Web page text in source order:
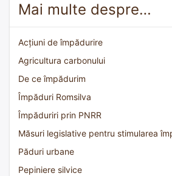
Mai multe despre…
Acțiuni de împădurire
Agricultura carbonului
De ce împădurim
Împăduri Romsilva
Împăduriri prin PNRR
Măsuri legislative pentru stimularea
Păduri urbane
Pepiniere silvice